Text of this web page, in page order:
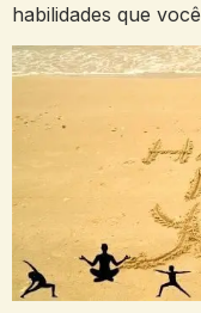
habilidades que